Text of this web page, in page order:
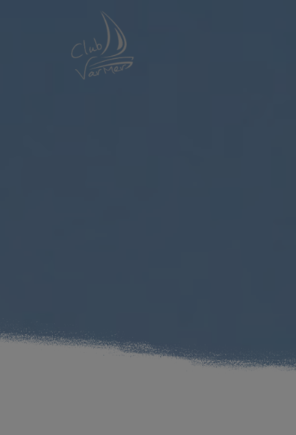
Panneau de gestion des cookies